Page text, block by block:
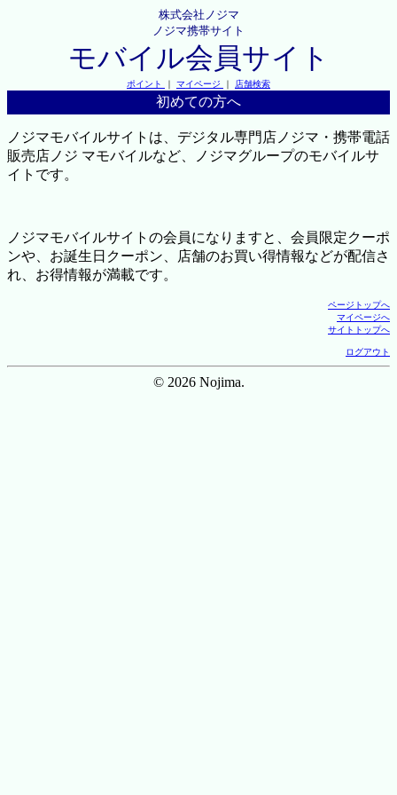
株式会社ノジマ
ノジマ携帯サイト
モバイル会員サイト
ポイント ｜ マイページ ｜ 店舗検索
初めての方へ
ノジマモバイルサイトは、デジタル専門店ノジマ・携帯電話
販売店ノジ マモバイルなど、ノジマグループのモバイルサ
イトです。
ノジマモバイルサイトの会員になりますと、会員限定クーポ
ンや、お誕生日クーポン、店舗のお買い得情報などが配信さ
れ、お得情報が満載です。
ページトップへ
マイページへ
サイトトップへ
ログアウト
© 2026 Nojima.